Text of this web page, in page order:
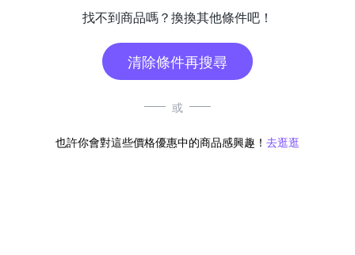
找不到商品嗎？換換其他條件吧！
清除條件再搜尋
或
也許你會對這些價格優惠中的商品感興趣！ 去逛逛